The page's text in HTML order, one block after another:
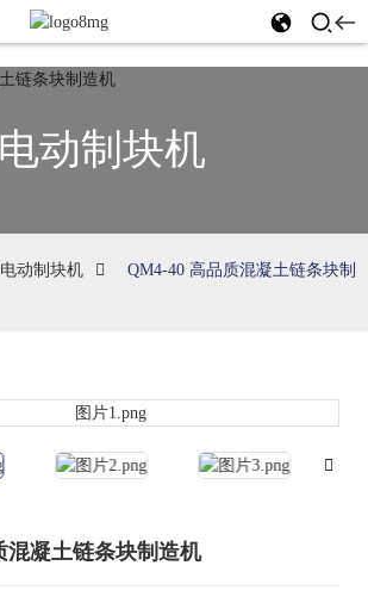
电动制块机
电动制块机
QM4-40 高品质混凝土链条块制
混凝土链条块制造机